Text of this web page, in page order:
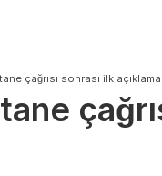
çağrısı sonrası ilk açıklama